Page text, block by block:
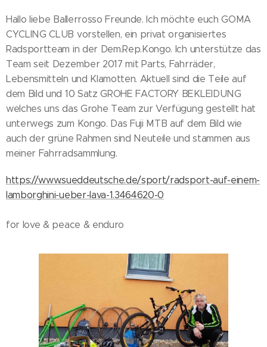
Hallo liebe Ballerrosso Freunde. Ich möchte euch GOMA
CYCLING CLUB vorstellen, ein privat organisiertes
Radsportteam in der Dem.Rep.Kongo. Ich unterstütze das
Team seit Dezember 2017 mit Parts, Fahrräder,
Lebensmitteln und Klamotten. Aktuell sind die Teile auf
dem Bild und 10 Satz GROHE FACTORY BEKLEIDUNG
welches uns das Grohe Team zur Verfügung gestellt hat
unterwegs zum Kongo. Das Fuji MTB auf dem Bild wie
auch der grüne Rahmen sind Neuteile und stammen aus
meiner Fahrradsammlung.
https://www.sueddeutsche.de/sport/radsport-auf-einem-
lamborghini-ueber-lava-1.3464620-0
for love & peace & enduro